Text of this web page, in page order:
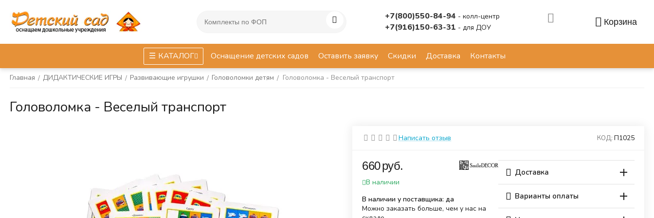
+7(800)550-84-94 - колл-центр
+7(916)150-63-31 - для ДОУ
Корзина
КАТАЛОГ Оснащение детских садов Оставить заявку Скидки Доставка Контакты
Главная / ДИДАКТИЧЕСКИЕ ИГРЫ / Развивающие игрушки / Головоломки детям / Головоломка - Веселый транспорт
Головоломка - Веселый транспорт
Написать отзыв КОД: П1025
‍660‍руб.
В наличии
В наличии у поставщика: да
Можно заказать больше, чем у нас на
Доставка
Варианты оплаты